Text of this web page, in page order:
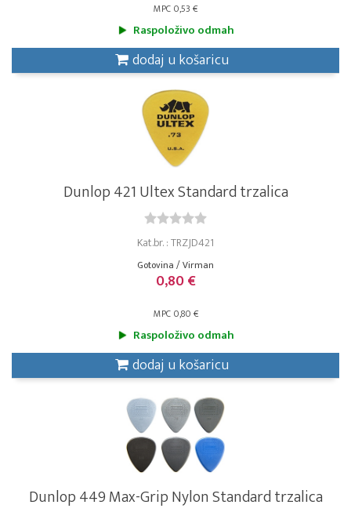
MPC 0,53 €
Raspoloživo odmah
dodaj u košaricu
Dunlop 421 Ultex Standard trzalica
Kat.br. : TRZJD421
Gotovina / Virman
0,80 €
MPC 0,80 €
Raspoloživo odmah
dodaj u košaricu
Dunlop 449 Max-Grip Nylon Standard trzalica